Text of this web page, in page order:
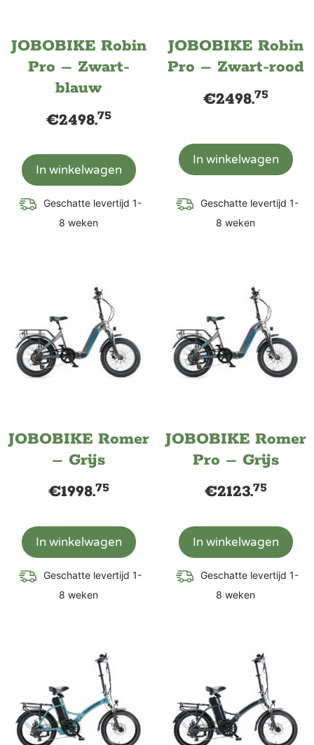
JOBOBIKE Robin
Pro – Zwart-
blauw
€2498.75
In winkelwagen
Geschatte levertijd 1-
8 weken
JOBOBIKE Robin
Pro – Zwart-rood
€2498.75
In winkelwagen
Geschatte levertijd 1-
8 weken
JOBOBIKE Romer
– Grijs
€1998.75
In winkelwagen
Geschatte levertijd 1-
8 weken
JOBOBIKE Romer
Pro – Grijs
€2123.75
In winkelwagen
Geschatte levertijd 1-
8 weken